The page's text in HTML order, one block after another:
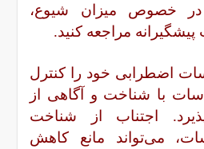
در خصوص میزان شیوع،
مراجعه کنید.
اضطرابی خود را کنترل
با شناخت و آگاهی از
اجتناب از شناخت
می‌تواند مانع کاهش